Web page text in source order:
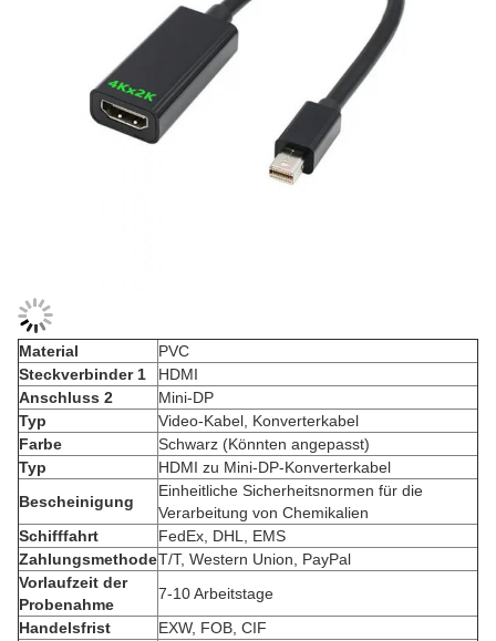
Material
PVC
Steckverbinder 1
HDMI
Anschluss 2
Mini-DP
Typ
Video-Kabel, Konverterkabel
Farbe
Schwarz (Könnten angepasst)
Typ
HDMI zu Mini-DP-Konverterkabel
Bescheinigung
Einheitliche Sicherheitsnormen für die
Verarbeitung von Chemikalien
Schifffahrt
FedEx, DHL, EMS
ZahlungsmethodeT/T, Western Union, PayPal
Vorlaufzeit der
Probenahme
7-10 Arbeitstage
Handelsfrist
EXW, FOB, CIF